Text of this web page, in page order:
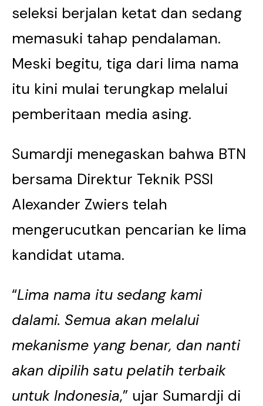
seleksi berjalan ketat dan sedang
memasuki tahap pendalaman.
Meski begitu, tiga dari lima nama
itu kini mulai terungkap melalui
pemberitaan media asing.
Sumardji menegaskan bahwa BTN
bersama Direktur Teknik PSSI
Alexander Zwiers telah
mengerucutkan pencarian ke lima
kandidat utama.
“Lima nama itu sedang kami
dalami. Semua akan melalui
mekanisme yang benar, dan nanti
akan dipilih satu pelatih terbaik
untuk Indonesia,” ujar Sumardji di